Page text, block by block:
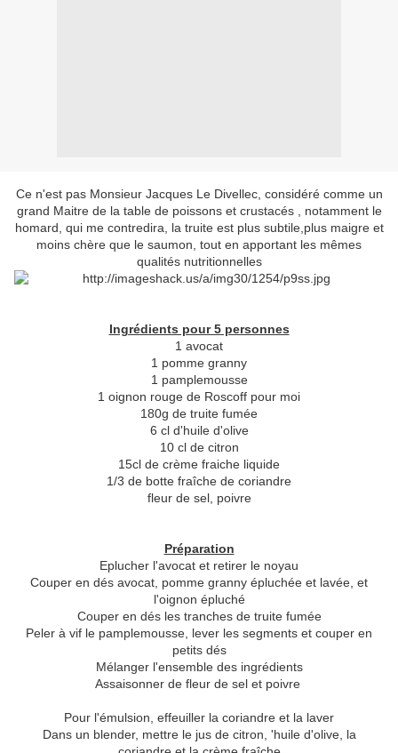
Ce n'est pas Monsieur Jacques Le Divellec, considéré comme un
grand Maitre de la table de poissons et crustacés , notamment le
homard, qui me contredira, la truite est plus subtile,plus maigre et
moins chère que le saumon, tout en apportant les mêmes
qualités nutritionnelles
Ingrédients pour 5 personnes
1 avocat
1 pomme granny
1 pamplemousse
1 oignon rouge de Roscoff pour moi
180g de truite fumée
6 cl d'huile d'olive
10 cl de citron
15cl de crème fraiche liquide
1/3 de botte fraîche de coriandre
fleur de sel, poivre
Préparation
Eplucher l'avocat et retirer le noyau
Couper en dés avocat, pomme granny épluchée et lavée, et
l'oignon épluché
Couper en dés les tranches de truite fumée
Peler à vif le pamplemousse, lever les segments et couper en
petits dés
Mélanger l'ensemble des ingrédients
Assaisonner de fleur de sel et poivre
Pour l'émulsion, effeuiller la coriandre et la laver
Dans un blender, mettre le jus de citron, 'huile d'olive, la